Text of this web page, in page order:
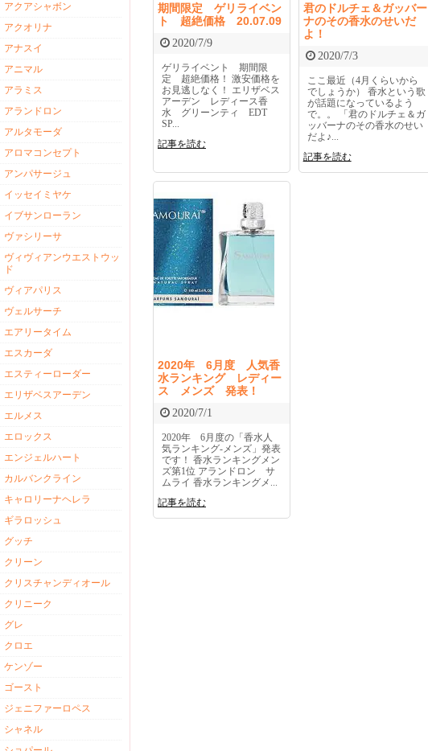
期間限定 ゲリライベン
ト 超絶価格 20.07.09
2020/7/9
ゲリライベント 期間限
定 超絶価格！ 激安価格を
お見逃しなく！ エリザベス
アーデン レディース香
水 グリーンティ EDT
SP...
記事を読む
君のドルチェ＆ガッバー
ナのその香水のせいだ
よ！
2020/7/3
ここ最近（4月くらいから
でしょうか） 香水という歌
が話題になっているよう
で。。 「君のドルチェ＆ガ
ッバーナのその香水のせい
だよ♪...
記事を読む
2020年 6月度 人気香
水ランキング レディー
ス メンズ 発表！
2020/7/1
2020年 6月度の「香水人
気ランキング-メンズ」発表
です！ 香水ランキングメン
ズ第1位 アランドロン サ
ムライ 香水ランキングメ...
記事を読む
アクアシャボン
アクオリナ
アナスイ
アニマル
アラミス
アランドロン
アルタモーダ
アロマコンセプト
アンパサージュ
イッセイミヤケ
イブサンローラン
ヴァシリーサ
ヴィヴィアンウエストウッ
ド
ヴィアパリス
ヴェルサーチ
エアリータイム
エスカーダ
エスティーローダー
エリザベスアーデン
エルメス
エロックス
エンジェルハート
カルバンクライン
キャロリーナヘレラ
ギラロッシュ
グッチ
クリーン
クリスチャンディオール
クリニーク
グレ
クロエ
ケンゾー
ゴースト
ジェニファーロペス
シャネル